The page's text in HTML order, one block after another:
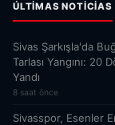
ÚLTIMAS NOTICIAS
Sivas Şarkışla'da
Tarlası Yangını: 20
Yandı
8 saat önce
Sivasspor, Esenler